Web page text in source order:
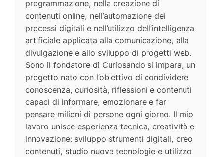
programmazione, nella creazione di
contenuti online, nell’automazione dei
processi digitali e nell’utilizzo dell’intelligenza
artificiale applicata alla comunicazione, alla
divulgazione e allo sviluppo di progetti web.
Sono il fondatore di Curiosando si impara, un
progetto nato con l’obiettivo di condividere
conoscenza, curiosità, riflessioni e contenuti
capaci di informare, emozionare e far
pensare milioni di persone ogni giorno. Il mio
lavoro unisce esperienza tecnica, creatività e
innovazione: sviluppo strumenti digitali, creo
contenuti, studio nuove tecnologie e utilizzo